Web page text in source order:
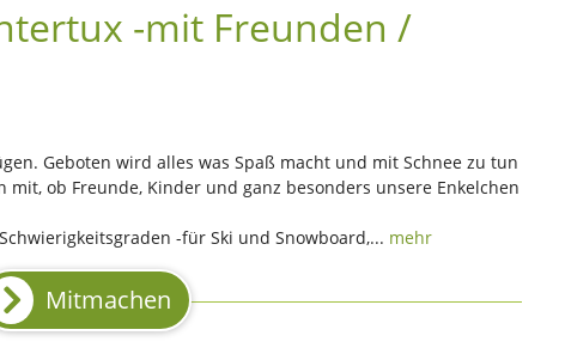
-mit Freunden /
Geboten wird alles was Spaß macht und mit Schnee zu tun
ob Freunde, Kinder und ganz besonders unsere Enkelchen
-für Ski und Snowboard,... mehr
Mitmachen